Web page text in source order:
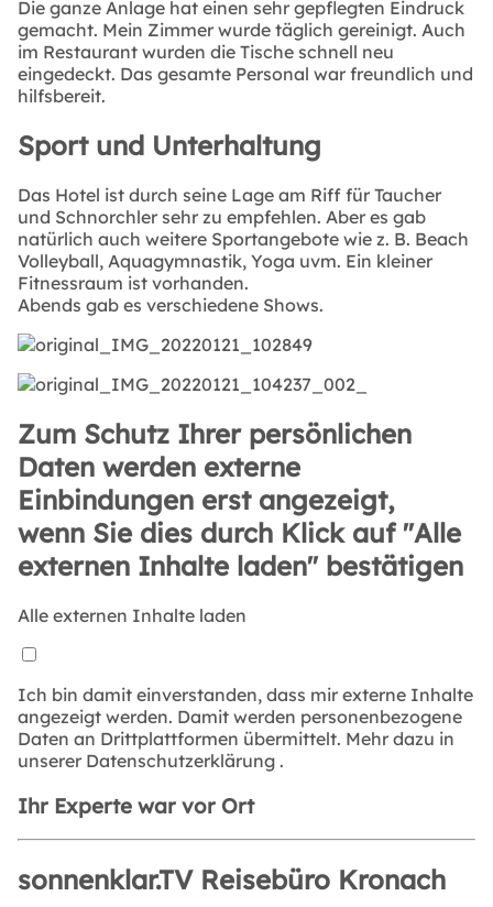
Die ganze Anlage hat einen sehr gepflegten Eindruck
gemacht. Mein Zimmer wurde täglich gereinigt. Auch
im Restaurant wurden die Tische schnell neu
eingedeckt. Das gesamte Personal war freundlich und
hilfsbereit.
Sport und Unterhaltung
Das Hotel ist durch seine Lage am Riff für Taucher
und Schnorchler sehr zu empfehlen. Aber es gab
natürlich auch weitere Sportangebote wie z. B. Beach
Volleyball, Aquagymnastik, Yoga uvm. Ein kleiner
Fitnessraum ist vorhanden.
Abends gab es verschiedene Shows.
Zum Schutz Ihrer persönlichen
Daten werden externe
Einbindungen erst angezeigt,
wenn Sie dies durch Klick auf "Alle
externen Inhalte laden" bestätigen
Alle externen Inhalte laden
Ich bin damit einverstanden, dass mir externe Inhalte
angezeigt werden. Damit werden personenbezogene
Daten an Drittplattformen übermittelt. Mehr dazu in
unserer Datenschutzerklärung .
Ihr Experte war vor Ort
sonnenklar.TV Reisebüro Kronach